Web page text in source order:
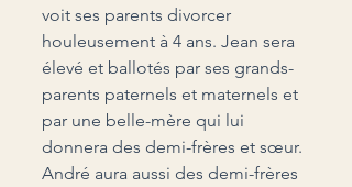
voit ses parents divorcer
houleusement à 4 ans. Jean sera
élevé et ballotés par ses grands-
parents paternels et maternels et
par une belle-mère qui lui
donnera des demi-frères et sœur.
André aura aussi des demi-frères